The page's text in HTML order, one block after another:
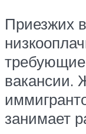
Приезжих
вакансии.
занимает